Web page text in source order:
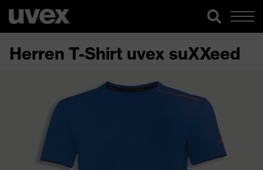
Herren T-Shirt uvex suXXeed